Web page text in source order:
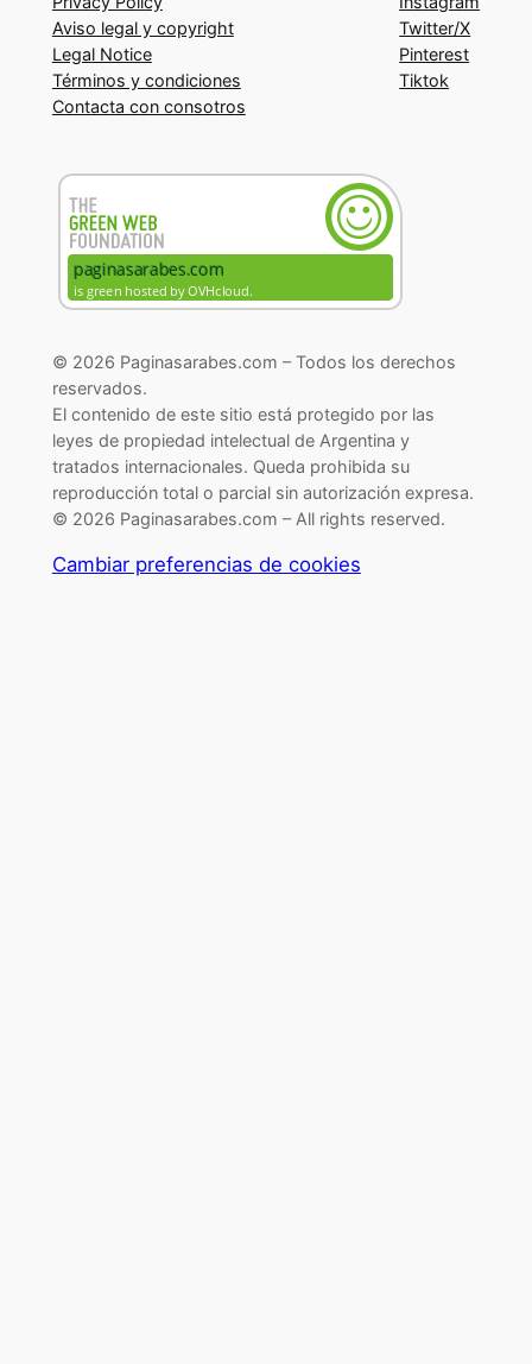
Aviso legal y copyright
Legal Notice
Términos y condiciones
Contacta con consotros
Twitter/X
Pinterest
Tiktok
© 2026 Paginasarabes.com – Todos los derechos
reservados.
El contenido de este sitio está protegido por las
leyes de propiedad intelectual de Argentina y
tratados internacionales. Queda prohibida su
reproducción total o parcial sin autorización expresa.
© 2026 Paginasarabes.com – All rights reserved.
Cambiar preferencias de cookies